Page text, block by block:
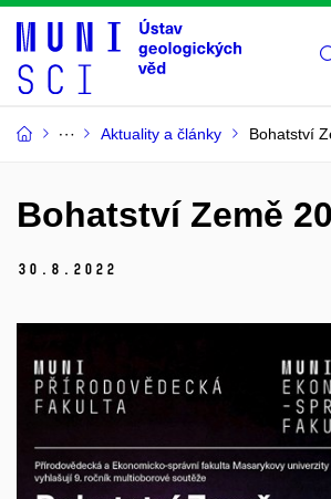
Aktuality a články Bohatství
Bohatství Země
30. 8. 2022